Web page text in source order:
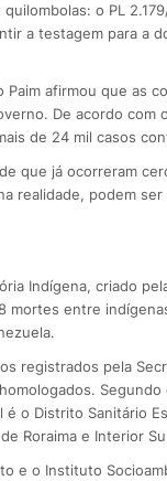
o PL
a testagem para a
afirmou que as
De acordo
de 24 mil casos
que já ocorreram
realidade, podem
Indígena, criado
entre
registrados pela
o Distrito Sanitário
Roraima e Interior
e o Instituto